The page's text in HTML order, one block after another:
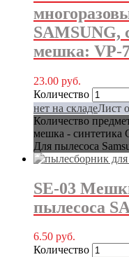
SAMSUNG,
мешка: VP-
23.00 руб.
Количество
нет на складеЛист
Количество
мешка - cинтетика
Для пылесоса
SE-03
пылесоса
6.50 руб.
Количество